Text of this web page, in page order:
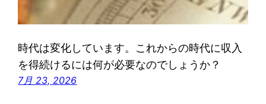
時代は変化しています。これからの時代に収入
を得続けるには何が必要なのでしょうか？
7月 23, 2026